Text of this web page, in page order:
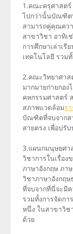
1.คณะครุศาสตร์
ไปกว่านั้นบัณฑิต
สามารถคู่คุณคว
สาขาวิชา อาทิเ
การศึกษาเล่าเ
เทคโนโลยี รวม
2.คณะวิทยาศาส
มากมายก่ายกอ
คหกรรมศาสตร์
สภาพแวดล้อมร
บัณฑิตที่จบจากส
สายตรง เพื่อปรั
3.แผนกมนุษยศา
วิชาการในเรื่อง
ภาษาอังกฤษ ภา
วิชาภาษาอังกฤ
ที่จบจากที่นี่จะมี
รวมทั้งการจัดก
หนึ่ง ในสาขาวิช
ด้วย